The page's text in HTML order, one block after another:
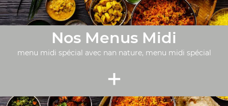
Nos Menus Midi
menu midi spécial avec nan nature, menu midi spécial
+